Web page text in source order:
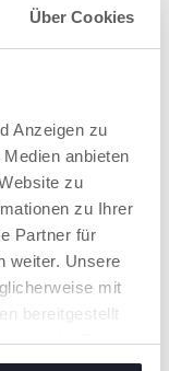
Über Cookies
Anzeigen zu
anbieten
zu
zu Ihrer
Partner für
weiter. Unsere
mit
bereitgestellt
der Dienste